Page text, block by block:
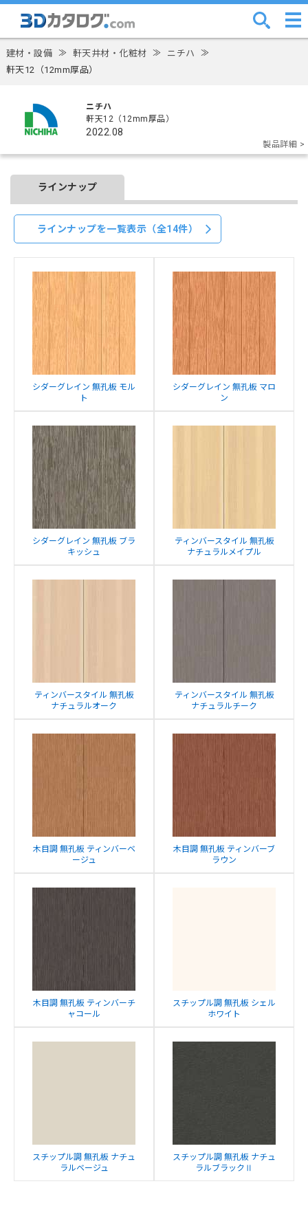
建材・設備 ≫ 軒天井材・化粧材 ≫ ニチハ ≫
軒天12（12mm厚品）
ニチハ
軒天12（12mm厚品）
2022.08
製品詳細 >
ラインナップ
ラインナップを一覧表示（全14件）
シダーグレイン 無孔板 モル
ト
シダーグレイン 無孔板 マロ
ン
シダーグレイン 無孔板 ブラ
キッシュ
ティンバースタイル 無孔板
ナチュラルメイプル
ティンバースタイル 無孔板
ナチュラルオーク
ティンバースタイル 無孔板
ナチュラルチーク
木目調 無孔板 ティンバーベ
ージュ
木目調 無孔板 ティンバーブ
ラウン
木目調 無孔板 ティンバーチ
ャコール
スチップル調 無孔板 シェル
ホワイト
スチップル調 無孔板 ナチュ
ラルベージュ
スチップル調 無孔板 ナチュ
ラルブラックⅡ